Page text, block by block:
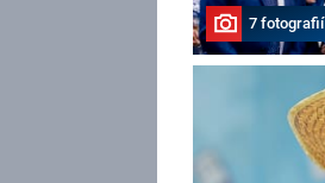
7 fotografií